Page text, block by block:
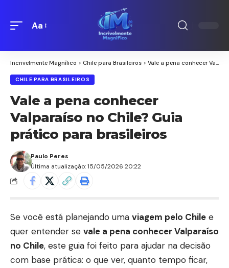
Redimensionamento
fontes
Aa
Incrivelmente Magnífico > Chile para Brasileiros > Vale a pena conhecer Valparaíso no Chile? Guia prático para brasileiros
CHILE PARA BRASILEIROS
Vale a pena conhecer
Valparaíso no Chile? Guia
prático para brasileiros
Última atualização: 15/05/2026 20:22
Paulo Peres
Se você está planejando uma viagem pelo Chile e
quer entender se vale a pena conhecer Valparaíso
no Chile, este guia foi feito para ajudar na decisão
com base prática: o que ver, quanto tempo ficar,